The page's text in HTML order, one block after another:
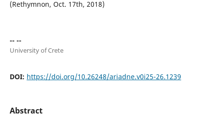
(Rethymnon, Oct. 17th, 2018)
-- --
University of Crete
DOI: https://doi.org/10.26248/ariadne.v0i25-26.1239
Abstract